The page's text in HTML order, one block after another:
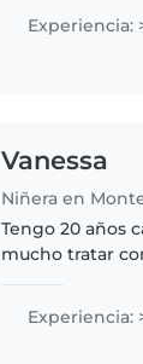
Tengo
niños dentro
me ha
Experiencia:
Vanessa
Niñera en
Tengo 20 años
mucho tratar
siempre
Experiencia: